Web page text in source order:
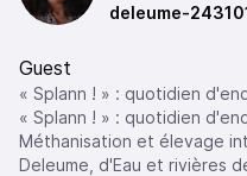
deleume-
Guest
« Splann ! » : quotidien
« Splann ! » : quotidien
Méthanisation et élevage
Deleume, d'Eau et rivières